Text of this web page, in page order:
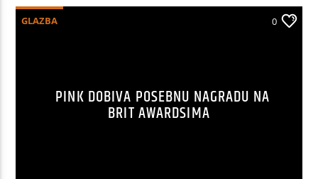
GLAZBA 0
PINK DOBIVA POSEBNU NAGRADU NA
BRIT AWARDSIMA